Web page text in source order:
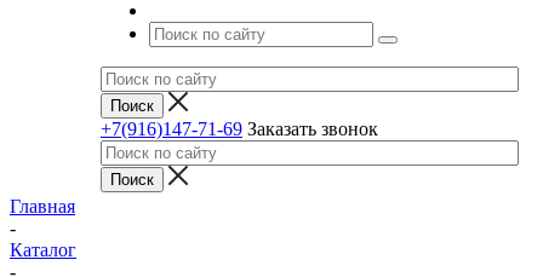
+7(916)147-71-69 Заказать звонок
Главная
-
Каталог
-